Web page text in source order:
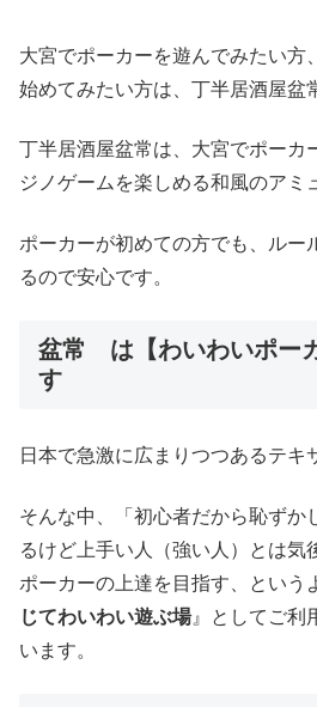
大宮でポーカーを遊んでみたい方
始めてみたい方は、丁半居酒屋盆
丁半居酒屋盆常は、大宮でポーカ
ジノゲームを楽しめる和風のアミ
ポーカーが初めての方でも、ルー
るので安心です。
盆常 は【わいわいポー
す
日本で急激に広まりつつあるテキ
そんな中、「初心者だから恥ずか
るけど上手い人（強い人）とは気
ポーカーの上達を目指す、という
じてわいわい遊ぶ場』としてご利
います。